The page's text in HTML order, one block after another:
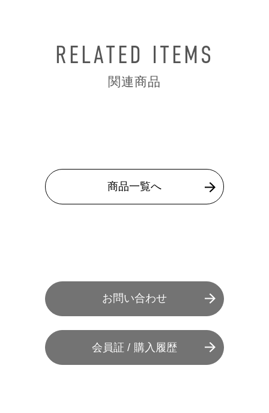
RELATED ITEMS
関連商品
商品一覧へ
お問い合わせ
会員証 / 購入履歴